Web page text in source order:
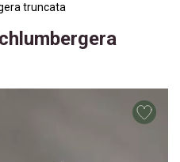
truncata